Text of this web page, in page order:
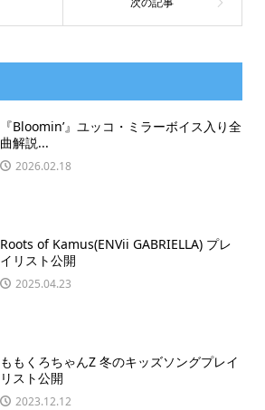
『Bloomin’』ユッコ・ミラーボイス入り全
曲解説...
2026.02.18
Roots of Kamus(ENVii GABRIELLA) プレ
イリスト公開
2025.04.23
ももくろちゃんZ 冬のキッズソングプレイ
リスト公開
2023.12.12